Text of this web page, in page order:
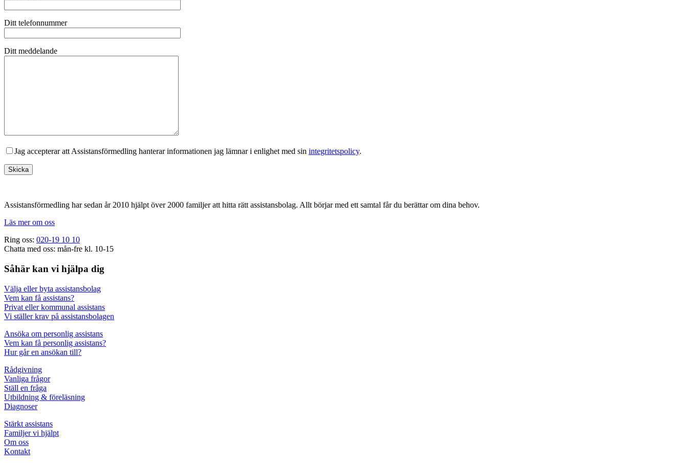
Ditt telefonnummer
Ditt meddelande
Jag accepterar att Assistansförmedling hanterar informationen jag lämnar i enlighet med sin integritetspolicy.
Assistansförmedling har sedan år 2010 hjälpt över 2000 familjer att hitta rätt assistansbolag. Allt börjar med ett samtal får du berättar om dina behov.
Läs mer om oss
Ring oss: 020-19 10 10
Chatta med oss: mån-fre kl. 10-15
Såhär kan vi hjälpa dig
Välja eller byta assistansbolag
Vem kan få assistans?
Privat eller kommunal assistans
Vi ställer krav på assistansbolagen
Ansöka om personlig assistans
Vem kan få personlig assistans?
Hur går en ansökan till?
Rådgivning
Vanliga frågor
Ställ en fråga
Utbildning & föreläsning
Diagnoser
Stärkt assistans
Familjer vi hjälpt
Om oss
Kontakt